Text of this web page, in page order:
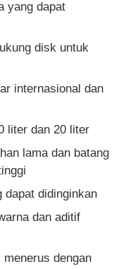
yang dapat
disk untuk
internasional dan
liter dan 20 liter
lama dan batang
dapat didinginkan
dan aditif
dengan